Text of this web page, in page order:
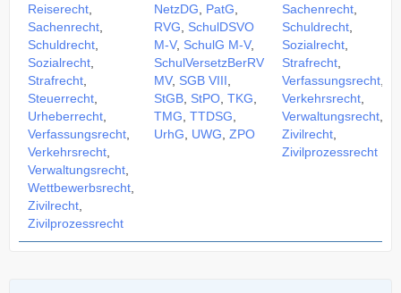
Reiserecht,
Sachenrecht,
Schuldrecht,
Sozialrecht,
Strafrecht,
Steuerrecht,
Urheberrecht,
Verfassungsrecht,
Verkehrsrecht,
Verwaltungsrecht,
Wettbewerbsrecht,
Zivilrecht,
Zivilprozessrecht
NetzDG, PatG,
RVG, SchulDSVO
M-V, SchulG M-V,
SchulVersetzBerRV
MV, SGB VIII,
StGB, StPO, TKG,
TMG, TTDSG,
UrhG, UWG, ZPO
Sachenrecht,
Schuldrecht,
Sozialrecht,
Strafrecht,
Verfassungsrecht,
Verkehrsrecht,
Verwaltungsrecht,
Zivilrecht,
Zivilprozessrecht